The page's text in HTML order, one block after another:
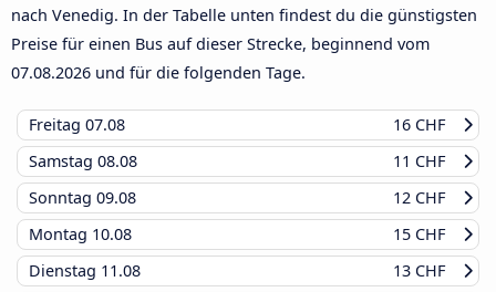
nach Venedig. In der Tabelle unten findest du die günstigsten
Preise für einen Bus auf dieser Strecke, beginnend vom
07.08.2026 und für die folgenden Tage.
Freitag 07.08
16 CHF
Samstag 08.08
11 CHF
Sonntag 09.08
12 CHF
Montag 10.08
15 CHF
Dienstag 11.08
13 CHF